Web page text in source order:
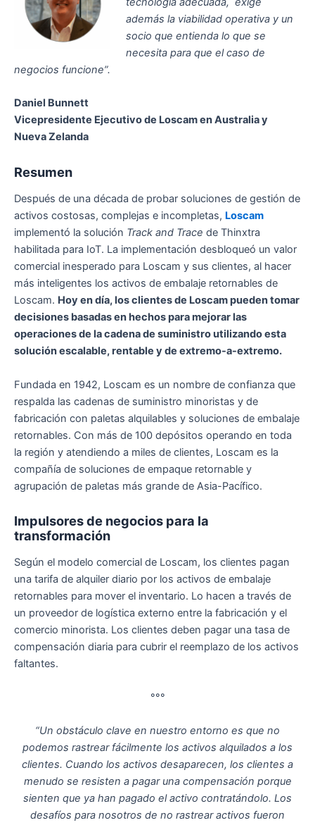
además la viabilidad operativa y un
socio que entienda lo que se
necesita para que el caso de
negocios funcione”.
Daniel Bunnett
Vicepresidente Ejecutivo de Loscam en Australia y
Nueva Zelanda
Resumen
Después de una década de probar soluciones de gestión de
activos costosas, complejas e incompletas, Loscam
implementó la solución Track and Trace de Thinxtra
habilitada para IoT. La implementación desbloqueó un valor
comercial inesperado para Loscam y sus clientes, al hacer
más inteligentes los activos de embalaje retornables de
Loscam. Hoy en día, los clientes de Loscam pueden tomar
decisiones basadas en hechos para mejorar las
operaciones de la cadena de suministro utilizando esta
solución escalable, rentable y de extremo-a-extremo.
Fundada en 1942, Loscam es un nombre de confianza que
respalda las cadenas de suministro minoristas y de
fabricación con paletas alquilables y soluciones de embalaje
retornables. Con más de 100 depósitos operando en toda
la región y atendiendo a miles de clientes, Loscam es la
compañía de soluciones de empaque retornable y
agrupación de paletas más grande de Asia-Pacífico.
Impulsores de negocios para la
transformación
Según el modelo comercial de Loscam, los clientes pagan
una tarifa de alquiler diario por los activos de embalaje
retornables para mover el inventario. Lo hacen a través de
un proveedor de logística externo entre la fabricación y el
comercio minorista. Los clientes deben pagar una tasa de
compensación diaria para cubrir el reemplazo de los activos
faltantes.
°°°
“Un obstáculo clave en nuestro entorno es que no
podemos rastrear fácilmente los activos alquilados a los
clientes. Cuando los activos desaparecen, los clientes a
menudo se resisten a pagar una compensación porque
sienten que ya han pagado el activo contratándolo. Los
desafíos para nosotros de no rastrear activos fueron